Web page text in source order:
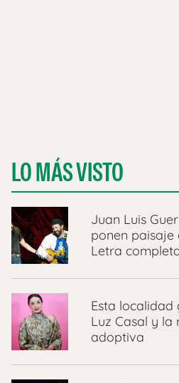
LO MÁS VISTO
Juan Luis
ponen paisaje
Letra
Esta localidad
Luz Casal y la
adoptiva